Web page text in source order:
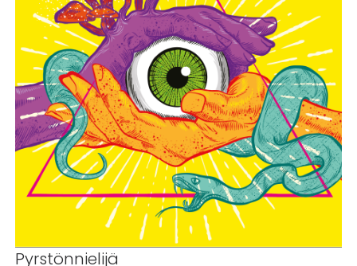
Pyrstönnielijä